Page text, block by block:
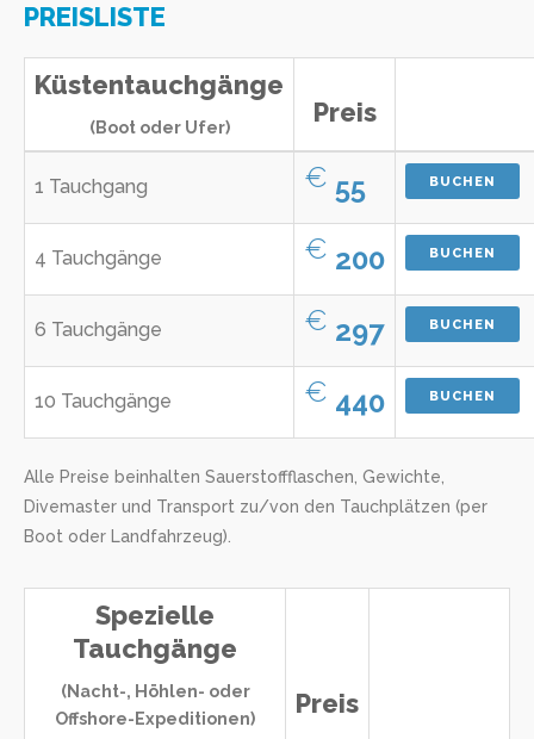
PREISLISTE
Küstentauchgänge
(Boot oder Ufer) Preis
1 Tauchgang € 55 BUCHEN
4 Tauchgänge € 200 BUCHEN
6 Tauchgänge € 297 BUCHEN
10 Tauchgänge € 440 BUCHEN
Alle Preise beinhalten Sauerstoffflaschen, Gewichte,
Divemaster und Transport zu/von den Tauchplätzen (per
Boot oder Landfahrzeug).
Spezielle
Tauchgänge
(Nacht-, Höhlen- oder
Offshore-Expeditionen)
Preis